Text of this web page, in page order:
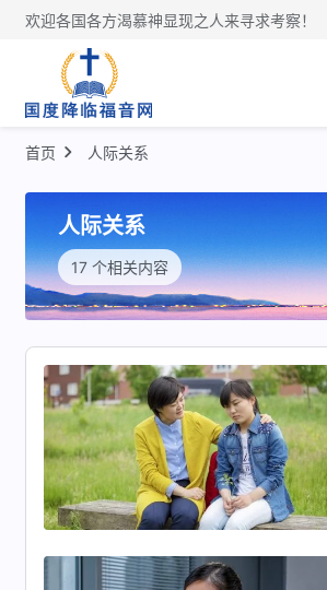
欢迎各国各方渴慕神显现之人来寻求考察！
首页 人际关系
人际关系
17 个相关内容